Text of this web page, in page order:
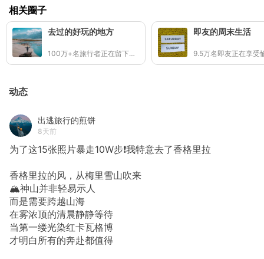
相关圈子
去过的好玩的地方
100万+名旅行者正在留下足迹
即友的周末生活
动态
出逃旅行的煎饼
8天前
为了这15张照片暴走10W步❗我特意去了香格里拉
香格里拉的风，从梅里雪山吹来
🏔️神山并非轻易示人
而是需要跨越山海
在雾浓顶的清晨静静等待
当第一缕光染红卡瓦格博
才明白所有的奔赴都值得